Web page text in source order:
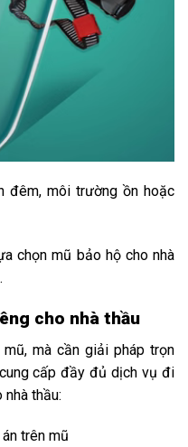
đêm, môi trường ồn hoặc
chọn mũ bảo hộ cho nhà
cho nhà thầu
mà cần giải pháp trọn
cấp đầy đủ dịch vụ đi
thầu:
trên mũ